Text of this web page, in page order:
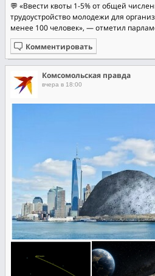
💬 «Ввести квоты 1-5% от общей
трудоустройство молодежи для
менее 100 человек», — отметил
Комментировать
Комсомольская правда
вчера в 18:00